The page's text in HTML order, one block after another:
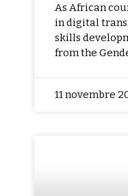
As African
in digital
skills
from the
11 novembre